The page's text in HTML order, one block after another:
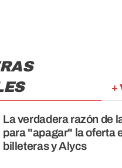
+
La verdadera razón de
para "apagar" la oferta
billeteras y Alycs